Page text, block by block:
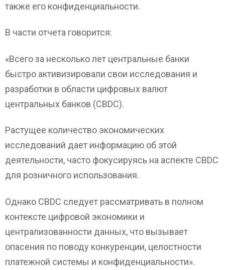
также его конфиденциальности.
В части отчета говорится:
«Всего за несколько лет центральные банки
быстро активизировали свои исследования и
разработки в области цифровых валют
центральных банков (CBDC).
Растущее количество экономических
исследований дает информацию об этой
деятельности, часто фокусируясь на аспекте CBDC
для розничного использования.
Однако CBDC следует рассматривать в полном
контексте цифровой экономики и
централизованности данных, что вызывает
опасения по поводу конкуренции, целостности
платежной системы и конфиденциальности».